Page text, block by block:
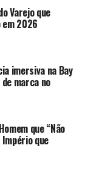
muito
novo
a
e
se mais
Varejo que
2026
imersiva na Bay
marca no
que “Não
Império que